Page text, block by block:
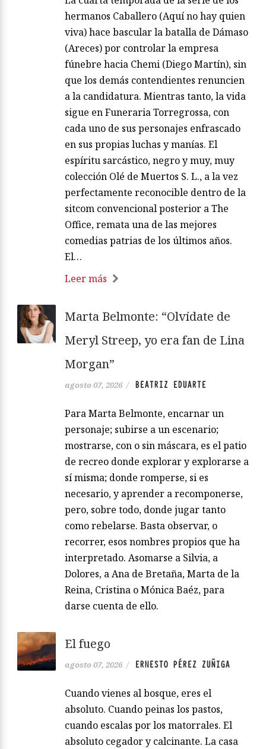
hermanos Caballero (Aquí no hay quien
viva) hace bascular la batalla de Dámaso
(Areces) por controlar la empresa
fúnebre hacia Chemi (Diego Martín), sin
que los demás contendientes renuncien
a la candidatura. Mientras tanto, la vida
sigue en Funeraria Torregrossa, con
cada uno de sus personajes enfrascado
en sus propias luchas y manías. El
espíritu sarcástico, negro y muy, muy
colección Olé de Muertos S. L., a la vez
perfectamente reconocible dentro de la
sitcom convencional posterior a The
Office, remata una de las mejores
comedias patrias de los últimos años.
El…
Leer más
Marta Belmonte: “Olvídate de
Meryl Streep, yo era fan de Lina
Morgan”
agosto 07, 2026 / BEATRIZ EDUARTE
Para Marta Belmonte, encarnar un
personaje; subirse a un escenario;
mostrarse, con o sin máscara, es el patio
de recreo donde explorar y explorarse a
sí misma; donde romperse, si es
necesario, y aprender a recomponerse,
pero, sobre todo, donde jugar tanto
como rebelarse. Basta observar, o
recorrer, esos nombres propios que ha
interpretado. Asomarse a Silvia, a
Dolores, a Ana de Bretaña, Marta de la
Reina, Cristina o Mónica Baéz, para
darse cuenta de ello.
El fuego
agosto 07, 2026 / ERNESTO PÉREZ ZUÑIGA
Cuando vienes al bosque, eres el
absoluto. Cuando peinas los pastos,
cuando escalas por los matorrales. El
absoluto cegador y calcinante. La casa